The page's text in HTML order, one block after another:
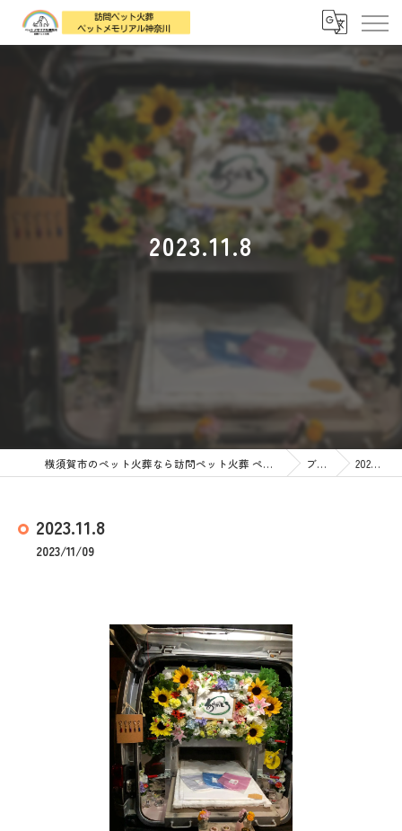
2023.11.8
横須賀市のペット火葬なら訪問ペット火葬 ペットメモリアル神奈川 ブログ 2023.11.8
2023.11.8
2023/11/09